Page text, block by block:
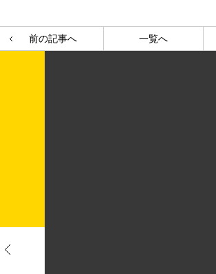
前の記事へ 一覧へ